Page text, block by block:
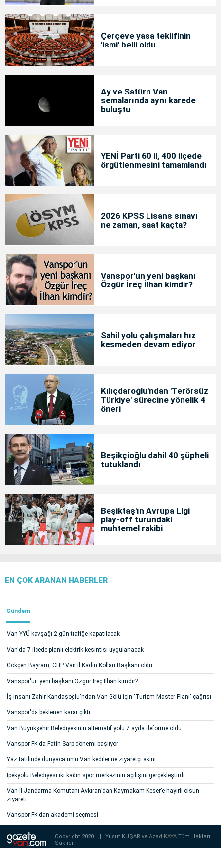
Çerçeve yasa teklifinin
'ismi' belli oldu
Ay ve Satürn Van
semalarında aynı karede
buluştu
YENİ Parti 60 il, 400 ilçede
örgütlenmesini tamamlandı
2026 KPSS Lisans sınavı
ne zaman, saat kaçta?
Vanspor'un yeni başkanı
Özgür İreç İlhan kimdir?
Sahil yolu çalışmaları hız
kesmeden devam ediyor
Kılıçdaroğlu'ndan 'Terörsüz
Türkiye' sürecine yönelik 4
öneri
Beşikçioğlu dahil 40 şüpheli
tutuklandı
Beşiktaş'ın Avrupa Ligi
play-off turundaki
muhtemel rakibi
EN ÇOK ARANAN HABERLER
Gündem
Van YYÜ kavşağı 2 gün trafiğe kapatılacak
Van'da 7 ilçede planlı elektrik kesintisi uygulanacak
Gökçen Bayram, CHP Van İl Kadın Kolları Başkanı oldu
Vanspor'un yeni başkanı Özgür İreç İlhan kimdir?
İş insanı Zahir Kandaşoğlu'ndan Van Gölü için 'Turizm Master Planı' çağrısı
Vanspor'da beklenen karar çıktı
Van Büyükşehir Belediyesinin alternatif yolu 7 ayda deforme oldu
Vanspor FK'da Fatih Sarp dönemi başlıyor
Yaz tatilinde dünyaca ünlü Van kedilerine ziyaretçi akını
İpekyolu Belediyesi iki kadın spor merkezinin açılışını gerçekleştirdi
Van İl Jandarma Komutanı Avkıran’dan Kaymakam Keser’e hayırlı olsun
ziyareti
Vanspor FK'dan akademi seçmesi
Copyright 2020 | Yusuf KUŞAR veAzad KAYATüm Hakları
Saklıdır.